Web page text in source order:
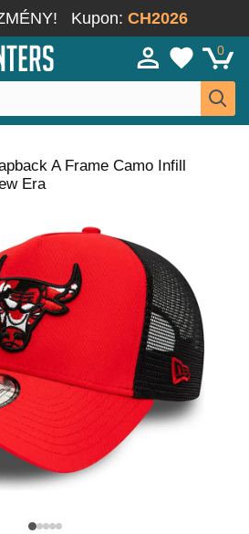
Kupon: CH2026
0
A Frame Camo Infill
Era